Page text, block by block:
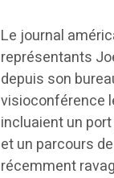
Le journal
représentants
depuis son
visioconférence
incluaient un
et un parcours
récemment